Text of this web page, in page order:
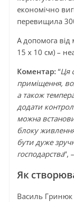
економічно
перевищила
А допомога від
15 х 10 см) –
Коментар: “Ця
приміщення,
а також
додати
можна
блоку
бути дуже
господарства“,
Як
Василь Гринюк